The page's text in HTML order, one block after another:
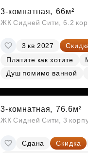
3-комнатная, 66м²
ЖК Сидней Сити, 6.2
3 кв 2027
Платите как хотите
Душ помимо ванной
3-комнатная, 76.6м²
ЖК Сидней Сити, 3
Сдана Скидка